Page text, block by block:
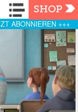
Navigation
SHOP
ABONNIEREN +++